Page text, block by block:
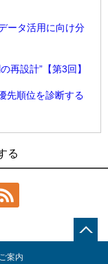
ータ活用に向け分
再設計”【第3回】
先順位を診断する
たAIシステムを本格
歩行ロボット利用を
時の異常を検出する
れに電子カルテとAI
る
案内